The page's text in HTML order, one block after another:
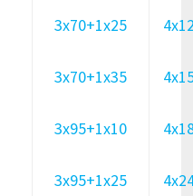
3х70+1х25
3х70+1х35
3х95+1х10
3х95+1х25